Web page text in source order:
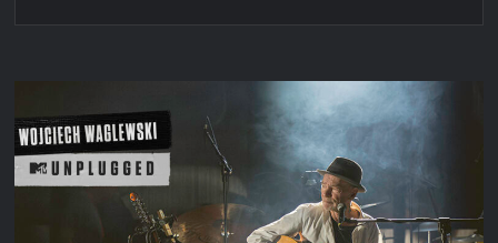
okazji
40-
lecia
albumu
Ching”